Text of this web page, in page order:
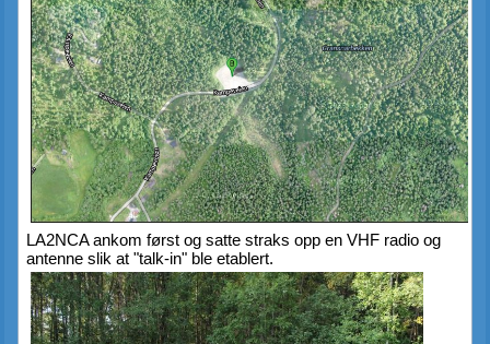
LA2NCA ankom først og satte straks opp en VHF radio og
antenne slik at "talk-in" ble etablert.